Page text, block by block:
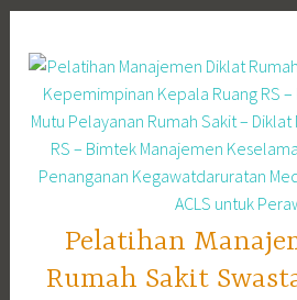
Skip
content
Pelatihan
Rumah Sakit